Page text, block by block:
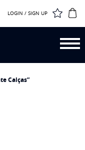
LOGIN / SIGN UP
Calças”